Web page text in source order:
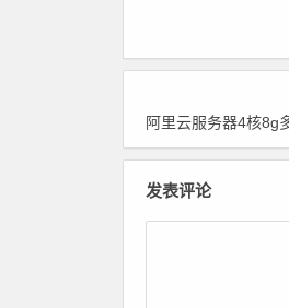
阿里云服务器4核8g多少钱
发表评论